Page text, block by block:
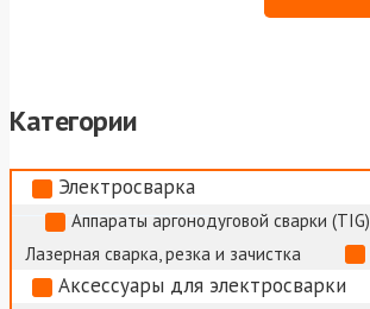
Категории
Электросварка
Аппараты аргонодуговой сварки (TIG)
Лазерная сварка, резка и зачистка
Аксессуары для электросварки